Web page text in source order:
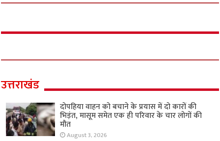
उत्तराखंड
दोपहिया वाहन को बचाने के प्रयास में दो कारों की
भिड़ंत, मासूम समेत एक ही परिवार के चार लोगों की
मौत
August 3, 2026